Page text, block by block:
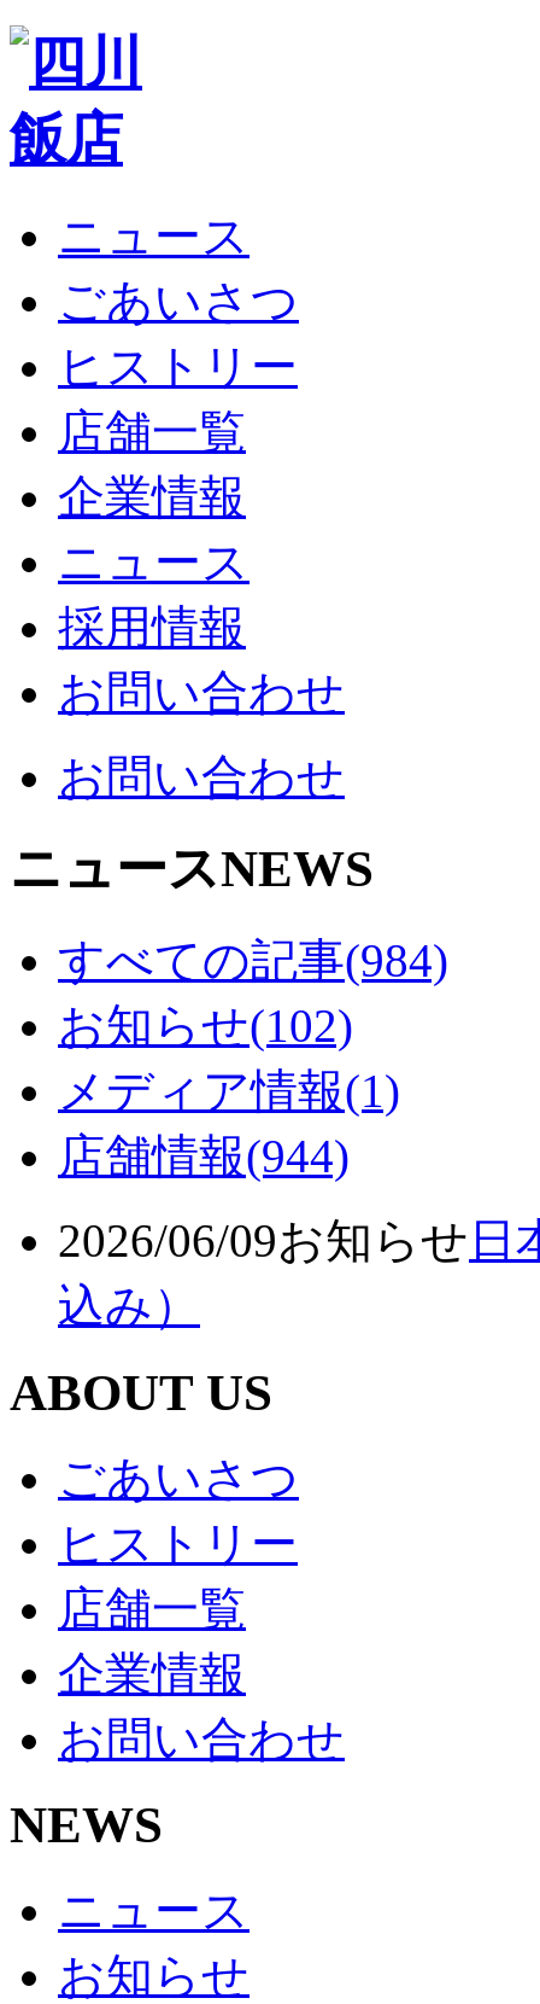
ニュース
ごあいさつ
ヒストリー
店舗一覧
企業情報
ニュース
採用情報
お問い合わせ
お問い合わせ
ニュースNEWS
すべての記事(984)
お知らせ(102)
メディア情報(1)
店舗情報(944)
2026/06/09お知らせ
込み）
ABOUT US
ごあいさつ
ヒストリー
店舗一覧
企業情報
お問い合わせ
NEWS
ニュース
お知らせ